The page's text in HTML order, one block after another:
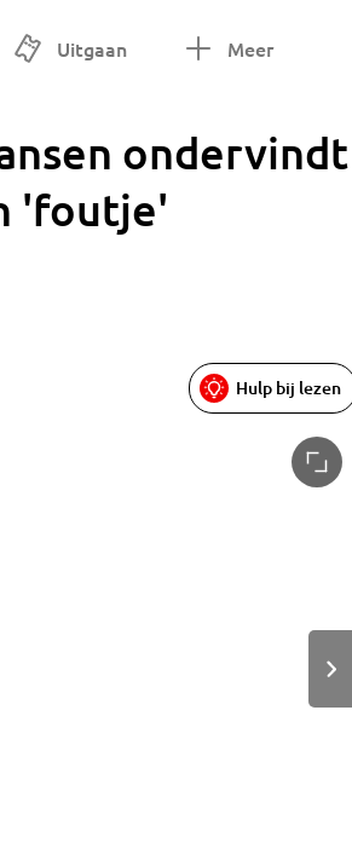
Uitgaan Meer
ondervindt
'foutje'
Hulp bij lezen